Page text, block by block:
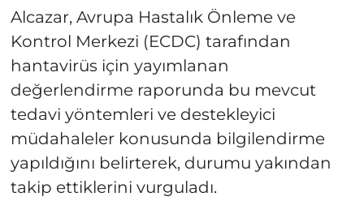
Alcazar, Avrupa Hastalık Önleme ve
Kontrol Merkezi (ECDC) tarafından
hantavirüs için yayımlanan
değerlendirme raporunda bu mevcut
tedavi yöntemleri ve destekleyici
müdahaleler konusunda bilgilendirme
yapıldığını belirterek, durumu yakından
takip ettiklerini vurguladı.